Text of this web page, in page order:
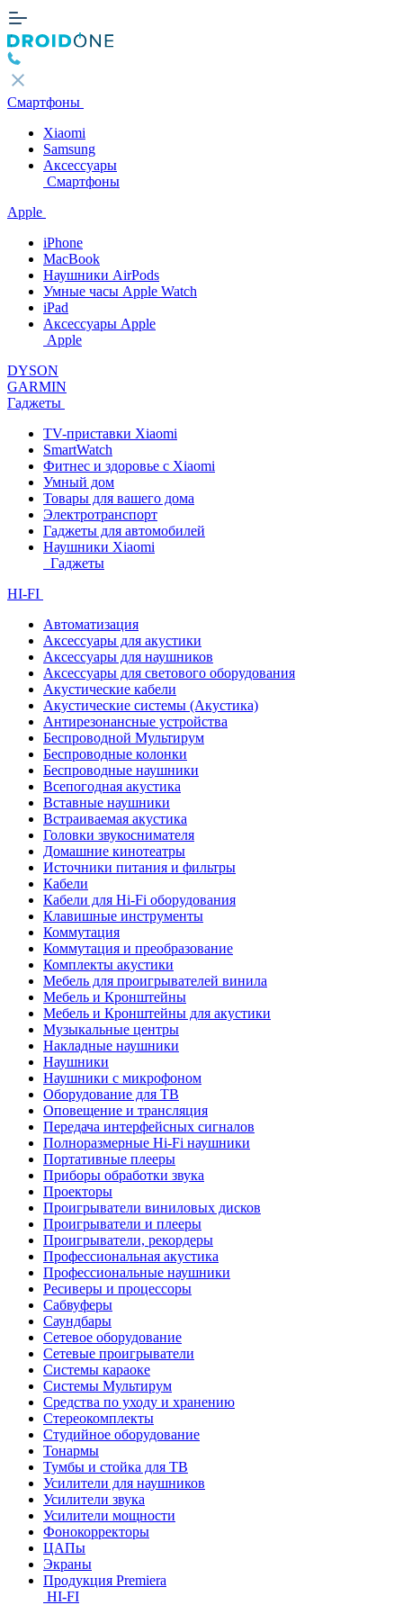
Смартфоны
Xiaomi
Samsung
Аксессуары
Смартфоны
Apple
iPhone
MacBook
Наушники AirPods
Умные часы Apple Watch
iPad
Аксессуары Apple
Apple
DYSON
GARMIN
Гаджеты
TV-приставки Xiaomi
SmartWatch
Фитнес и здоровье с Xiaomi
Умный дом
Товары для вашего дома
Электротранспорт
Гаджеты для автомобилей
Наушники Xiaomi
Гаджеты
HI-FI
Автоматизация
Аксессуары для акустики
Аксессуары для наушников
Аксессуары для светового оборудования
Акустические кабели
Акустические системы (Акустика)
Антирезонансные устройства
Беспроводной Мультирум
Беспроводные колонки
Беспроводные наушники
Всепогодная акустика
Вставные наушники
Встраиваемая акустика
Головки звукоснимателя
Домашние кинотеатры
Источники питания и фильтры
Кабели
Кабели для Hi-Fi оборудования
Клавишные инструменты
Коммутация
Коммутация и преобразование
Комплекты акустики
Мебель для проигрывателей винила
Мебель и Кронштейны
Мебель и Кронштейны для акустики
Музыкальные центры
Накладные наушники
Наушники
Наушники с микрофоном
Оборудование для ТВ
Оповещение и трансляция
Передача интерфейсных сигналов
Полноразмерные Hi-Fi наушники
Портативные плееры
Приборы обработки звука
Проекторы
Проигрыватели виниловых дисков
Проигрыватели и плееры
Проигрыватели, рекордеры
Профессиональная акустика
Профессиональные наушники
Ресиверы и процессоры
Сабвуферы
Саундбары
Сетевое оборудование
Сетевые проигрыватели
Системы караоке
Системы Мультирум
Средства по уходу и хранению
Стереокомплекты
Студийное оборудование
Тонармы
Тумбы и стойка для ТВ
Усилители для наушников
Усилители звука
Усилители мощности
Фонокорректоры
ЦАПы
Экраны
Продукция Premiera
HI-FI